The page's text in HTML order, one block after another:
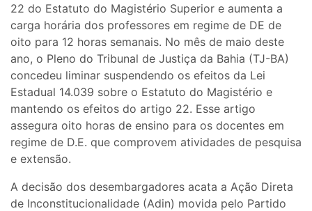
22 do Estatuto do Magistério Superior e aumenta a
carga horária dos professores em regime de DE de
oito para 12 horas semanais. No mês de maio deste
ano, o Pleno do Tribunal de Justiça da Bahia (TJ-BA)
concedeu liminar suspendendo os efeitos da Lei
Estadual 14.039 sobre o Estatuto do Magistério e
mantendo os efeitos do artigo 22. Esse artigo
assegura oito horas de ensino para os docentes em
regime de D.E. que comprovem atividades de pesquisa
e extensão.
A decisão dos desembargadores acata a Ação Direta
de Inconstitucionalidade (Adin) movida pelo Partido